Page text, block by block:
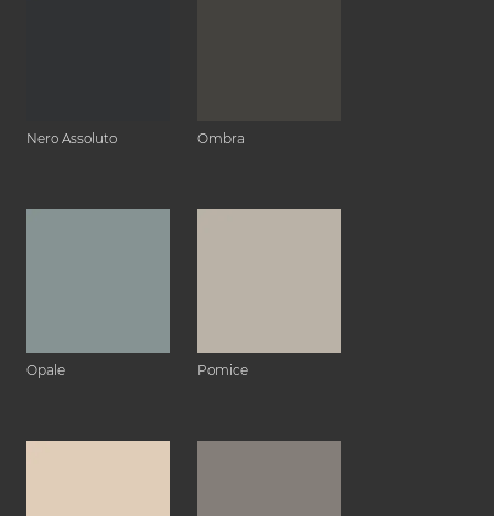
Nero Assoluto Ombra
Opale Pomice